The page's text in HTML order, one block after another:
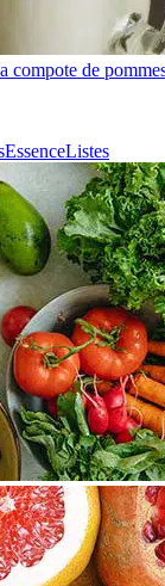
compote de
EssenceListes